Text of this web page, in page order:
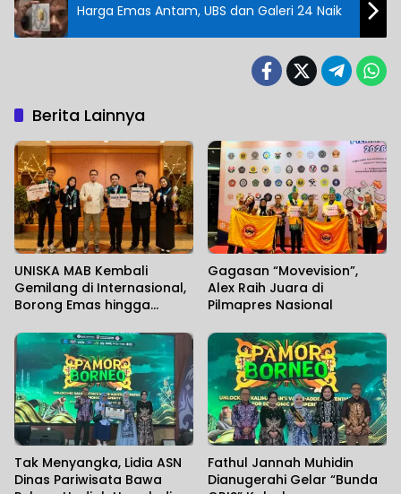
Harga Emas Antam, UBS dan Galeri 24 Naik
Berita Lainnya
UNISKA MAB Kembali
Gemilang di Internasional,
Borong Emas hingga
Gagasan “Movevision”,
Alex Raih Juara di
Pilmapres Nasional
Tak Menyangka, Lidia ASN
Dinas Pariwisata Bawa
Fathul Jannah Muhidin
Dianugerahi Gelar “Bunda